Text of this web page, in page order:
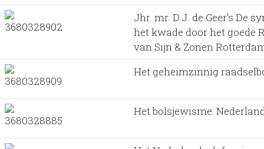
Jhr. mr. D.J. de Geer's De
het kwade door het goede
van Sijn & Zonen
Het geheimzinnig
Het bolsjewisme: